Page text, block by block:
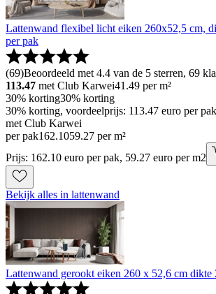
Lattenwand flexibel licht eiken 260x52,5 cm,
per pak
(69)Beoordeeld met 4.4 van de 5 sterren, 69
113.47 met Club Karwei41.49 per m²
30% korting30% korting
30% korting, voordeelprijs: 113.47 euro per
met Club Karwei
per pak162.1059.27 per m²
Prijs: 162.10 euro per pak, 59.27 euro per m2
Bekijk alles in lattenwand
Lattenwand gerookt eiken 260 x 52,6 cm dikte